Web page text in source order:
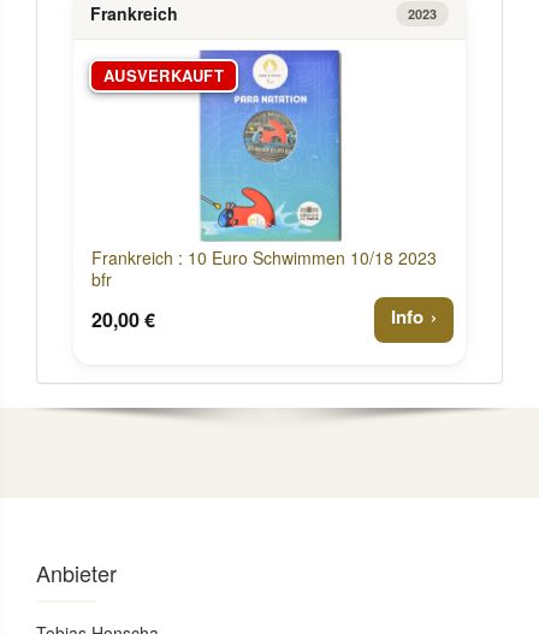
Frankreich 2023
AUSVERKAUFT
Frankreich : 10 Euro Schwimmen 10/18 2023
bfr
20,00 € Info
Anbieter